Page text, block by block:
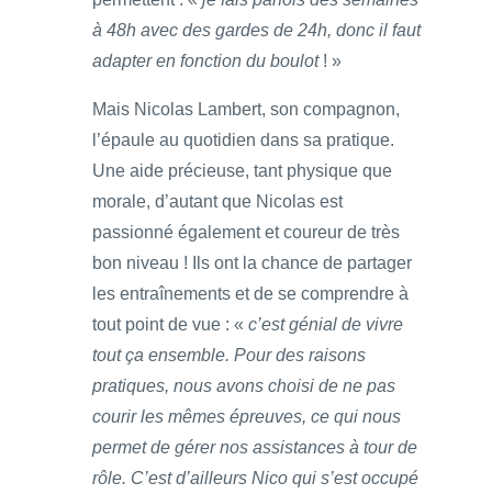
à 48h avec des gardes de 24h, donc il faut
adapter en fonction du boulot! »
Mais Nicolas Lambert, son compagnon,
l’épaule au quotidien dans sa pratique.
Une aide précieuse, tant physique que
morale, d’autant que Nicolas est
passionné également et coureur de très
bon niveau ! Ils ont la chance de partager
les entraînements et de se comprendre à
tout point de vue : « c’est génial de vivre
tout ça ensemble. Pour des raisons
pratiques, nous avons choisi de ne pas
courir les mêmes épreuves, ce qui nous
permet de gérer nos assistances à tour de
rôle. C’est d’ailleurs Nico qui s’est occupé